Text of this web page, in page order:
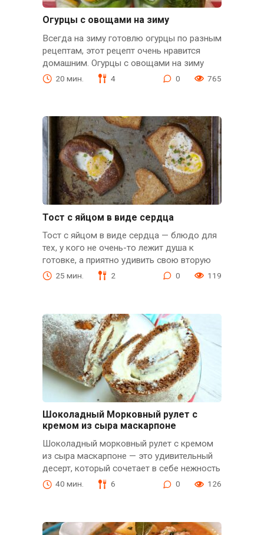
Огурцы с овощами на зиму
Всегда на зиму готовлю огурцы по разным
рецептам, этот рецепт очень нравится
домашним. Огурцы с овощами на зиму
20 мин. 4 0 765
Тост с яйцом в виде сердца
Тост с яйцом в виде сердца — блюдо для
тех, у кого не очень-то лежит душа к
готовке, а приятно удивить свою вторую
25 мин. 2 0 119
Шоколадный Морковный рулет с
кремом из сыра маскарпоне
Шоколадный морковный рулет с кремом
из сыра маскарпоне — это удивительный
десерт, который сочетает в себе нежность
40 мин. 6 0 126